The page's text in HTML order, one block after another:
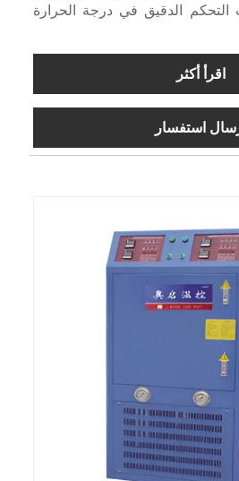
التحكم الدقيق في درجة الحرارة
اقرأ أكثر
استفسار